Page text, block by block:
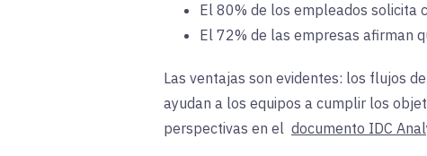
El 80% de los empleados solicita
El 72% de las empresas afirman
Las ventajas son evidentes: los flujos
ayudan a los equipos a cumplir los
perspectivas en el documento IDC